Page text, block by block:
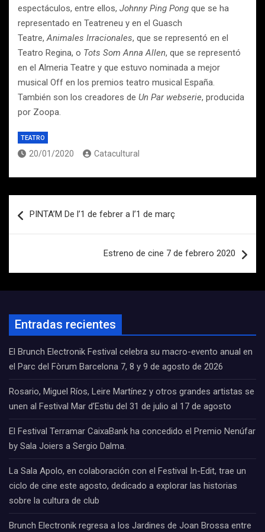
espectáculos, entre ellos, Johnny Ping Pong que se ha
representado en Teatreneu y en el Guasch
Teatre,Animales Irracionales, que se representó en el
Teatro Regina, o Tots Som Anna Allen, que se representó
en el Almeria Teatre y que estuvo nominada a mejor
musical Off en los premios teatro musical España.
También son los creadores de Un Par webserie, producida
por Zoopa.
TEATRO
20/01/2020 Catacultural
de
PINTA’M De l’1 de febrer a l’1 de març
Estreno de cine 7 de febrero 2020
Entradas recientes
El Brunch Electronik Festival celebra su macro-evento anual en
el Parc del Fòrum Barcelona 7, 8 y 9 de agosto de 2026
Rosario, Miguel Ríos, Leire Martínez y otros grandes artistas se
unen al Festival Mar d’Estiu del 31 de julio al 17 de agosto
El Festival Terramar CaixaBank ha concedido el Premio Nenúfar
by Sala Joiers a Sergio Dalma.
La Sala Apolo, en colaboración con el Festival In-Edit, trae un
ciclo de cine este agosto, dedicado a explorar las historias
sobre la cultura de club
Brunch Electronik regresa a los Jardines de Joan Brossa entre